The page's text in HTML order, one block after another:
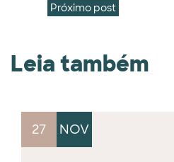
Próximo post
Leia também
27 NOV